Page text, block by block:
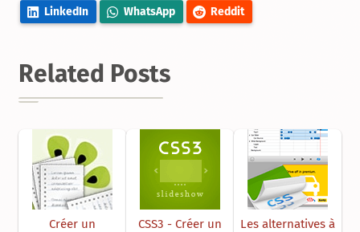
LinkedIn WhatsApp Reddit
Related Posts
Créer un
CSS3 - Créer un
Les alternatives à